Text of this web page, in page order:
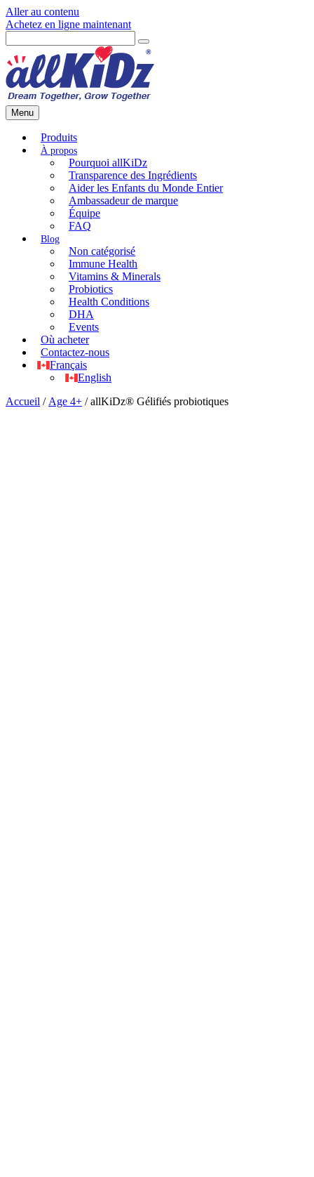
Aller au contenu
Achetez en ligne maintenant
Menu
Produits
Pourquoi allKiDz
Transparence des Ingrédients
Aider les Enfants du Monde Entier
Ambassadeur de marque
Équipe
FAQ
Non catégorisé
Immune Health
Vitamins & Minerals
Probiotics
Health Conditions
DHA
Events
Où acheter
Contactez-nous
Français
English
Accueil / Age 4+ / allKiDz® Gélifiés probiotiques